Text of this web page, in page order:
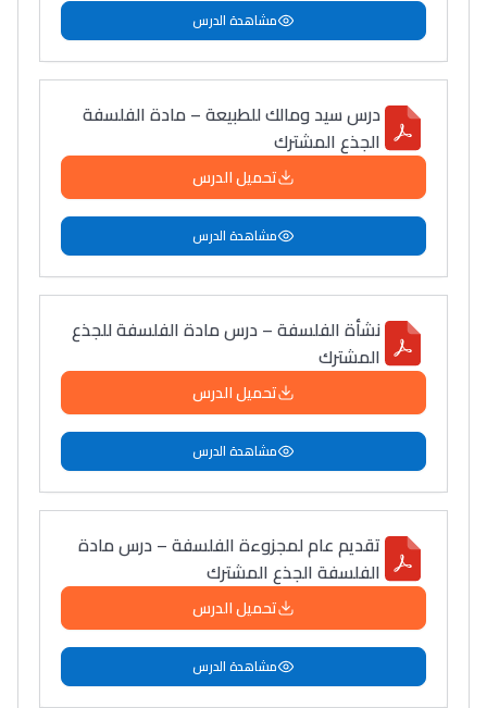
مشاهدة الدرس
درس سيد ومالك للطبيعة – مادة الفلسفة
الجذع المشترك
تحميل الدرس
مشاهدة الدرس
نشأة الفلسفة – درس مادة الفلسفة للجذع
المشترك
تحميل الدرس
مشاهدة الدرس
تقديم عام لمجزوءة الفلسفة – درس مادة
الفلسفة الجذع المشترك
تحميل الدرس
مشاهدة الدرس